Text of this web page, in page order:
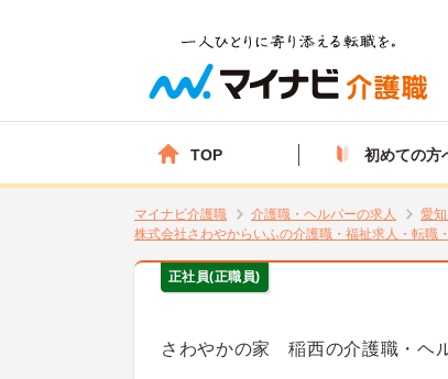
TOP 初めての方
マイナビ介護職 介護職・ヘルパーの求人 愛
株式会社さわやからいふの介護職・福祉求人・転職
正社員(正職員)
さわやかの家 稲西の介護職・ヘ